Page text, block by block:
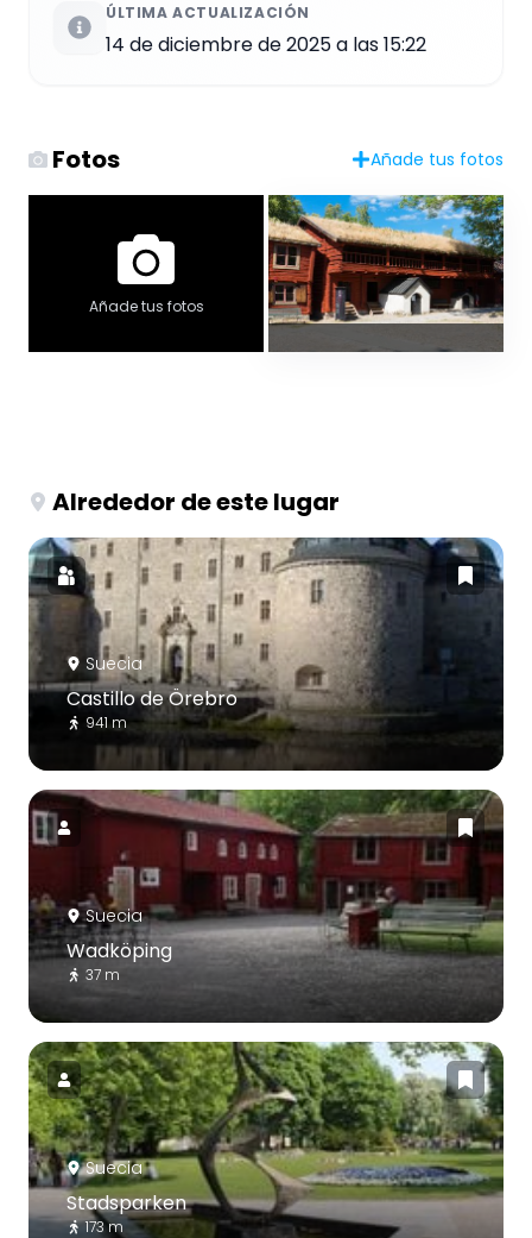
ÚLTIMA ACTUALIZACIÓN
14 de diciembre de 2025 a las 15:22
Fotos Añade tus fotos
Añade tus fotos
Alrededor de este lugar
Suecia
Castillo de Örebro
941 m
Suecia
Wadköping
37 m
Suecia
Stadsparken
173 m